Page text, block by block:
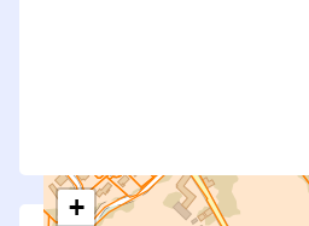
+